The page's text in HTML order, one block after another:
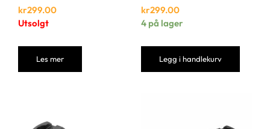
kr299.00
Utsolgt
Les mer
kr299.00
4 på lager
Legg i handlekurv